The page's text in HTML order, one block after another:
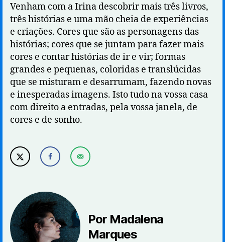
Venham com a Irina descobrir mais três livros,
três histórias e uma mão cheia de experiências
e criações. Cores que são as personagens das
histórias; cores que se juntam para fazer mais
cores e contar histórias de ir e vir; formas
grandes e pequenas, coloridas e translúcidas
que se misturam e desarrumam, fazendo novas
e inesperadas imagens. Isto tudo na vossa casa
com direito a entradas, pela vossa janela, de
cores e de sonho.
Por Madalena
Marques